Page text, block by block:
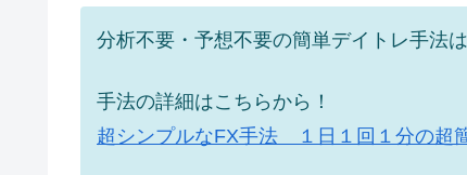
分析不要・予想不要の簡単デイトレ手法
手法の詳細はこちらから！
超シンプルなFX手法 １日１回１分の超